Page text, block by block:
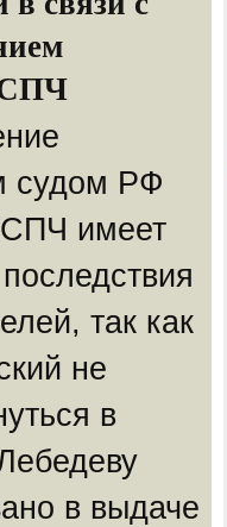
судом РФ
имеет
так как
не
в
в выдаче